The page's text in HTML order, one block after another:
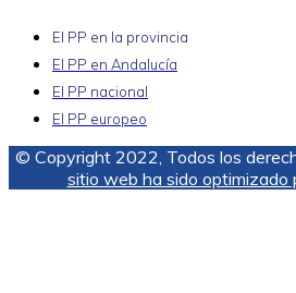
El PP en la provincia
El PP en Andalucía
El PP nacional
El PP europeo
© Copyright 2022, Todos los
sitio web ha sido optimizado